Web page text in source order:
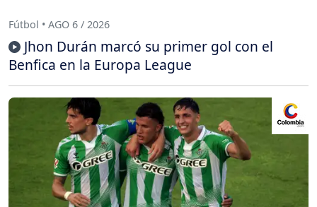
Fútbol • AGO 6 / 2026
Jhon Durán marcó su primer gol con el
Benfica en la Europa League